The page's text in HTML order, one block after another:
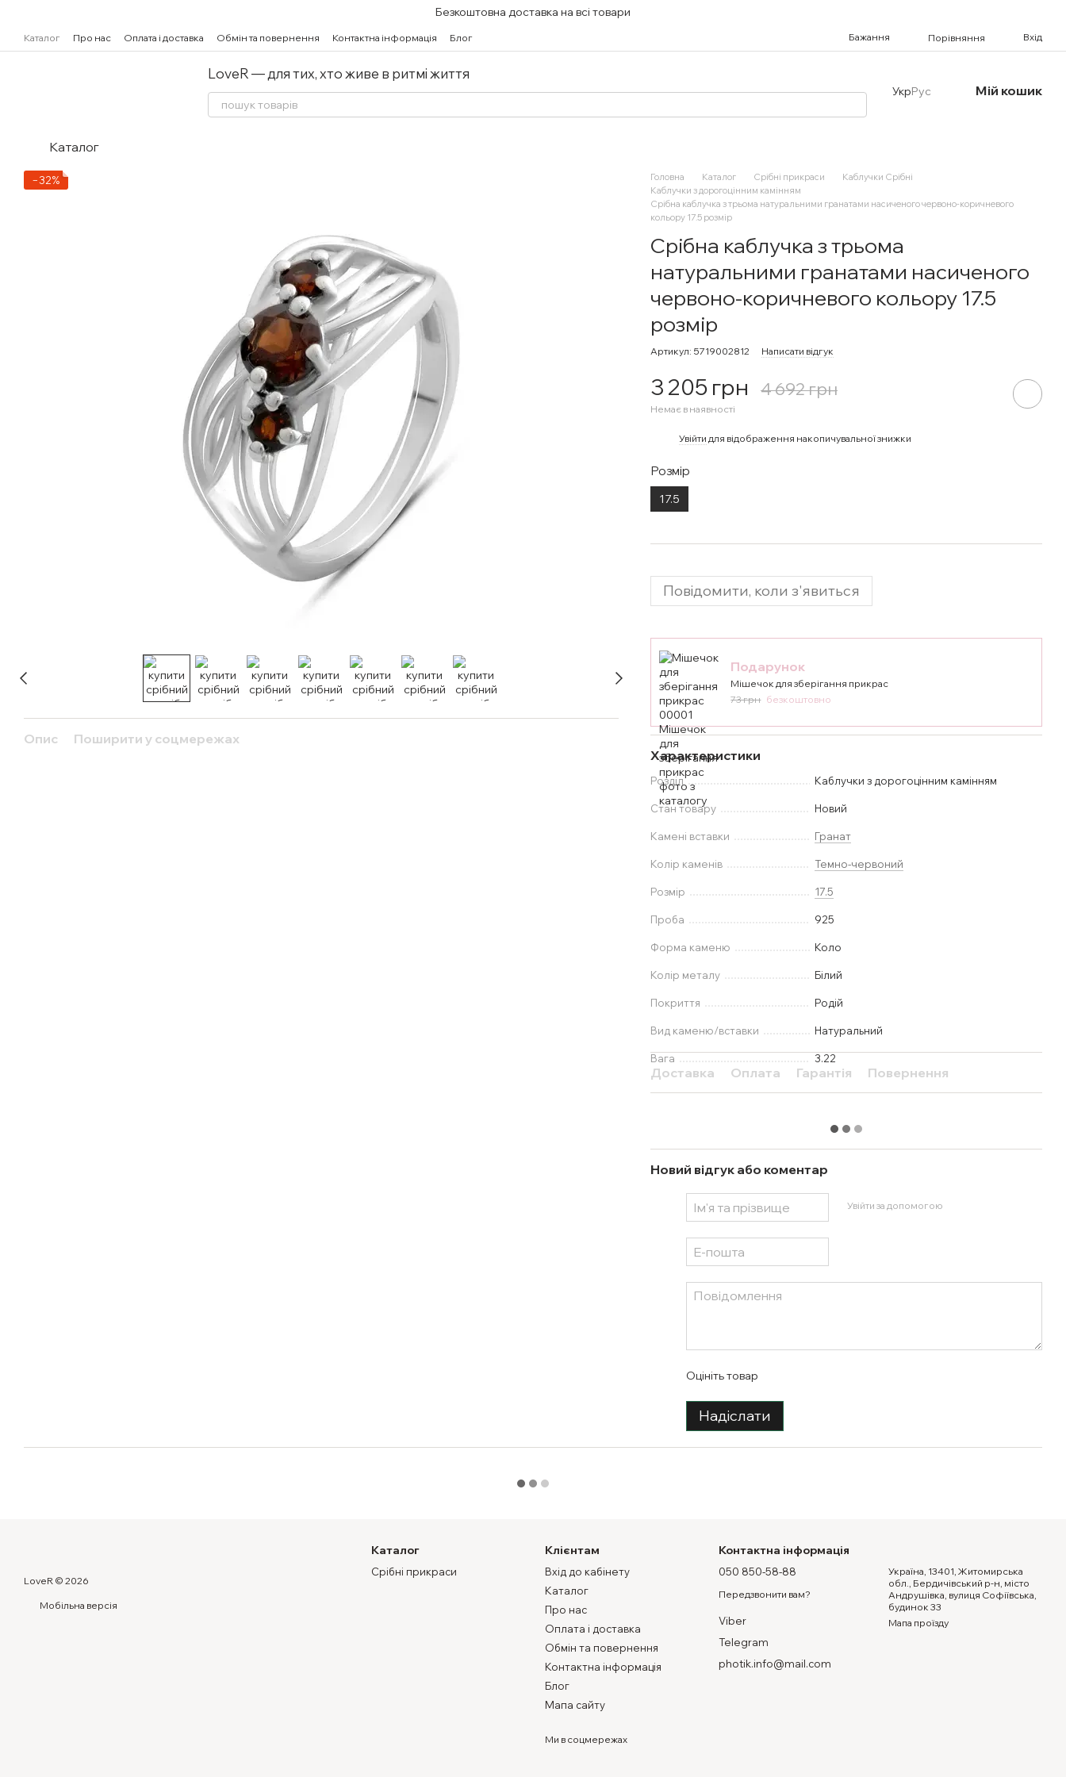
Безкоштовна доставка на всі товари
Каталог Про нас Оплата і доставка Обмін та повернення Контактна інформація Блог Бажання Порівняння Вхід
LoveR — для тих, хто живе в ритмі життя
УкрРус Мій кошик
Каталог
−32%
Опис Поширити у соцмережах
Головна Каталог Срібні прикраси
Каблучки Срібні
Каблучки з дорогоцінним камінням
Срібна каблучка з трьома натуральними гранатами насиченого червоно-коричневого
кольору 17.5 розмір
Срібна каблучка з трьома
натуральними гранатами насиченого
червоно-коричневого кольору 17.5
розмір
Артикул: 5719002812 Написати відгук
3 205 грн 4 692 грн
Немає в наявності
Увійти для відображення накопичувальної знижки
Розмір
17.5
Повідомити, коли з'явиться
Подарунок
Мішечок для зберігання прикрас
73 грн безкоштовно
Характеристики
Розділ Каблучки з дорогоцінним камінням
Стан товару Новий
Камені вставки Гранат
Колір каменів Темно-червоний
Розмір 17.5
Проба 925
Форма каменю Коло
Колір металу Білий
Покриття Родій
Вид каменю/вставки Натуральний
Вага 3.22
Доставка Оплата Гарантія Повернення
Новий відгук або коментар
Увійти за допомогою
Оцініть товар
Надіслати
LoveR © 2026
Мобільна версія
Каталог
Срібні прикраси
Клієнтам
Вхід до кабінету
Каталог
Про нас
Оплата і доставка
Обмін та повернення
Контактна інформація
Блог
Мапа сайту
Ми в соцмережах
Контактна інформація
050 850-58-88
Передзвонити вам?
Viber
Telegram
photik.info@mail.com
Україна, 13401, Житомирська
обл., Бердичівський р-н, місто
Андрушівка, вулиця Софіївська,
будинок 33
Мапа проїзду